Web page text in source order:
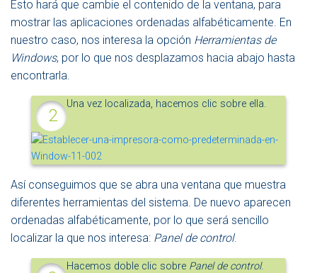
Esto hará que cambie el contenido de la ventana, para
mostrar las aplicaciones ordenadas alfabéticamente. En
nuestro caso, nos interesa la opción Herramientas de
Windows, por lo que nos desplazamos hacia abajo hasta
encontrarla.
Una vez localizada, hacemos clic sobre ella.
Así conseguimos que se abra una ventana que muestra
diferentes herramientas del sistema. De nuevo aparecen
ordenadas alfabéticamente, por lo que será sencillo
localizar la que nos interesa: Panel de control.
Hacemos doble clic sobre Panel de control.